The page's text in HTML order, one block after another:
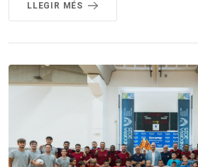
LLEGIR MÉS